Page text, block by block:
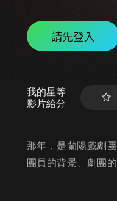
請先登入
我的星等
影片給分
那年，是蘭陽戲劇
團員的背景、劇團